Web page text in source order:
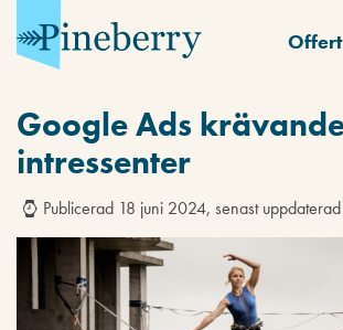
Offert
Google Ads
intressenter
Publicerad 18 juni 2024, senast